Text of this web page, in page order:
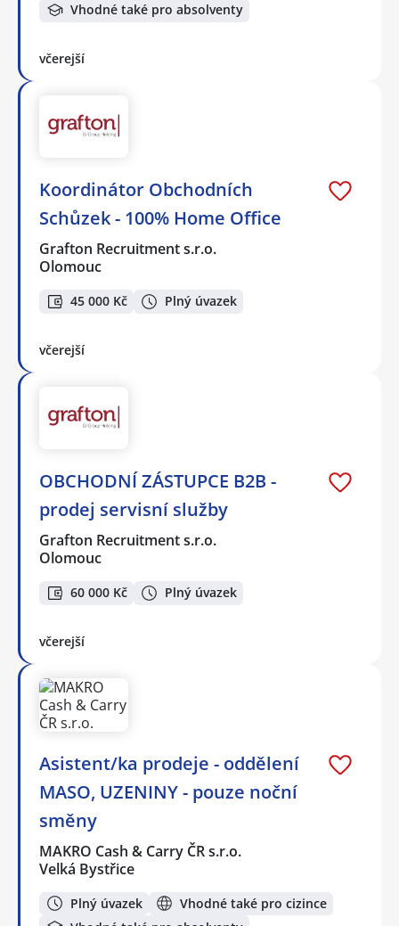
Vhodné také pro absolventy
včerejší
Koordinátor Obchodních
Schůzek - 100% Home Office
Grafton Recruitment s.r.o.
Olomouc
45 000 Kč Plný úvazek
včerejší
OBCHODNÍ ZÁSTUPCE B2B -
prodej servisní služby
Grafton Recruitment s.r.o.
Olomouc
60 000 Kč Plný úvazek
včerejší
Asistent/ka prodeje - oddělení
MASO, UZENINY - pouze noční
směny
MAKRO Cash & Carry ČR s.r.o.
Velká Bystřice
Plný úvazek
Vhodné také pro cizince